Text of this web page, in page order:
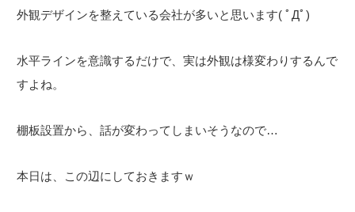
外観デザインを整えている会社が多いと思います( ﾟДﾟ)
水平ラインを意識するだけで、実は外観は様変わりするんで
すよね。
棚板設置から、話が変わってしまいそうなので…
本日は、この辺にしておきますｗ